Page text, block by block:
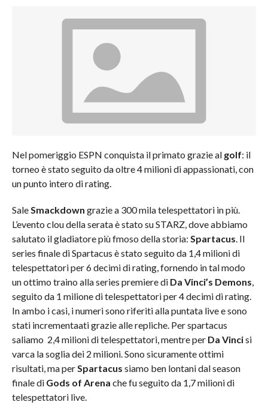
Nel pomeriggio ESPN conquista il primato grazie al golf: il
torneo è stato seguito da oltre 4 milioni di appassionati, con
un punto intero di rating.
SaleSmackdown grazie a 300 mila telespettatori in più.
L’evento clou della serata è stato su STARZ, dove abbiamo
salutato il gladiatore più fmoso della storia: Spartacus. Il
series finale di Spartacus è stato seguito da 1,4 milioni di
telespettatori per 6 decimi di rating, fornendo in tal modo
un ottimo traino alla series premiere di Da Vinci’s Demons,
seguito da 1 milione di telespettatori per 4 decimi di rating.
In ambo i casi, i numeri sono riferiti alla puntata live e sono
stati incrementaati grazie alle repliche. Per spartacus
saliamo 2,4 milioni di telespettatori, mentre per Da Vincisi
varca la soglia dei 2 milioni. Sono sicuramente ottimi
risultati, ma perSpartacus siamo ben lontani dal season
finale di Gods of Arena che fu seguito da 1,7 milioni di
telespettatori live.